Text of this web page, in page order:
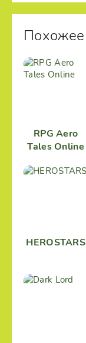
Похожее
RPG Aero
Tales Online
HEROSTARS